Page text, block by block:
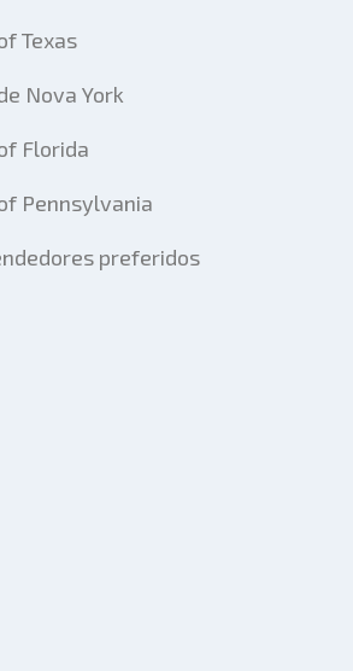
Texas
Nova York
Florida
Pennsylvania
preferidos